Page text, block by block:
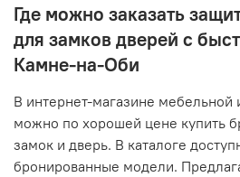
Где можно заказать
для замков дверей с
Камне-на-Оби
В интернет-магазине мебельной
можно по хорошей цене купить
замок и дверь. В каталоге
бронированные модели.